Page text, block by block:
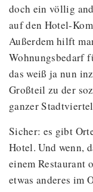
doch ein völlig
auf den Hotel-
Außerdem hilft
Wohnungsbedarf
das weiß ja nun
Großteil zu der
ganzer
Sicher: es gibt
Hotel. Und wenn,
einem Restaurant
etwas anderes im